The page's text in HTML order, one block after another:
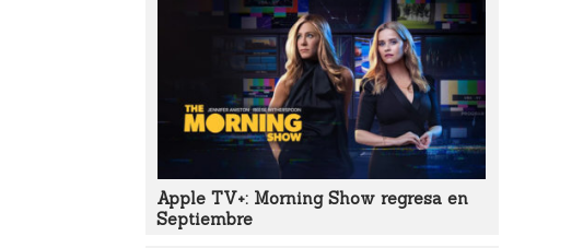
Apple TV+: Morning Show regresa en
Septiembre